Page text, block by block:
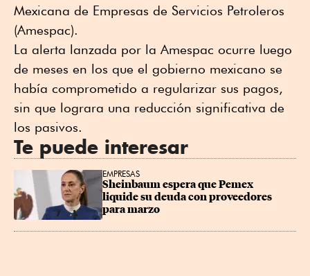
Mexicana de Empresas de Servicios Petroleros
(Amespac).
La alerta lanzada por la Amespac ocurre luego
de meses en los que el gobierno mexicano se
había comprometido a regularizar sus pagos,
sin que lograra una reducción significativa de
los pasivos.
Te puede interesar
EMPRESAS
Sheinbaum espera que Pemex
liquide su deuda con proveedores
para marzo